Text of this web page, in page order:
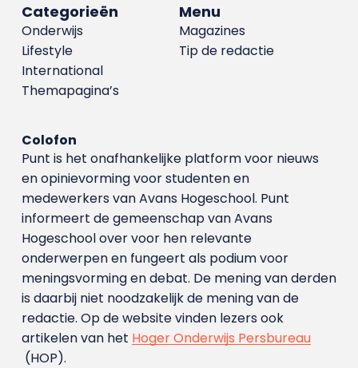
Menu
Magazines
Tip de redactie
Categorieën
Onderwijs
Lifestyle
International
Themapagina’s
Colofon
Punt is het onafhankelijke platform voor nieuws
en opinievorming voor studenten en
medewerkers van Avans Hoge­school. Punt
informeert de gemeenschap van Avans
Hogeschool over voor hen relevante
onderwerpen en fungeert als podium voor
meningsvorming en debat. De mening van derden
is daarbij niet noodzakelijk de mening van de
redactie. Op de website vinden lezers ook
artikelen van het Hoger Onderwijs Persbureau
(HOP).